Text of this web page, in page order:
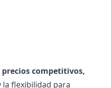
precios competitivos,
la flexibilidad para